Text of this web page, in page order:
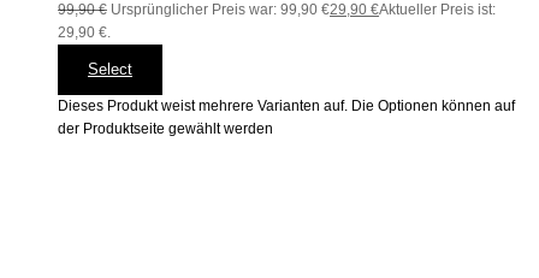
99,90€ Ursprünglicher Preis war: 99,90 €29,90 €Aktueller Preis ist:
29,90 €.
Select
Dieses Produkt weist mehrere Varianten auf. Die Optionen können auf
der Produktseite gewählt werden